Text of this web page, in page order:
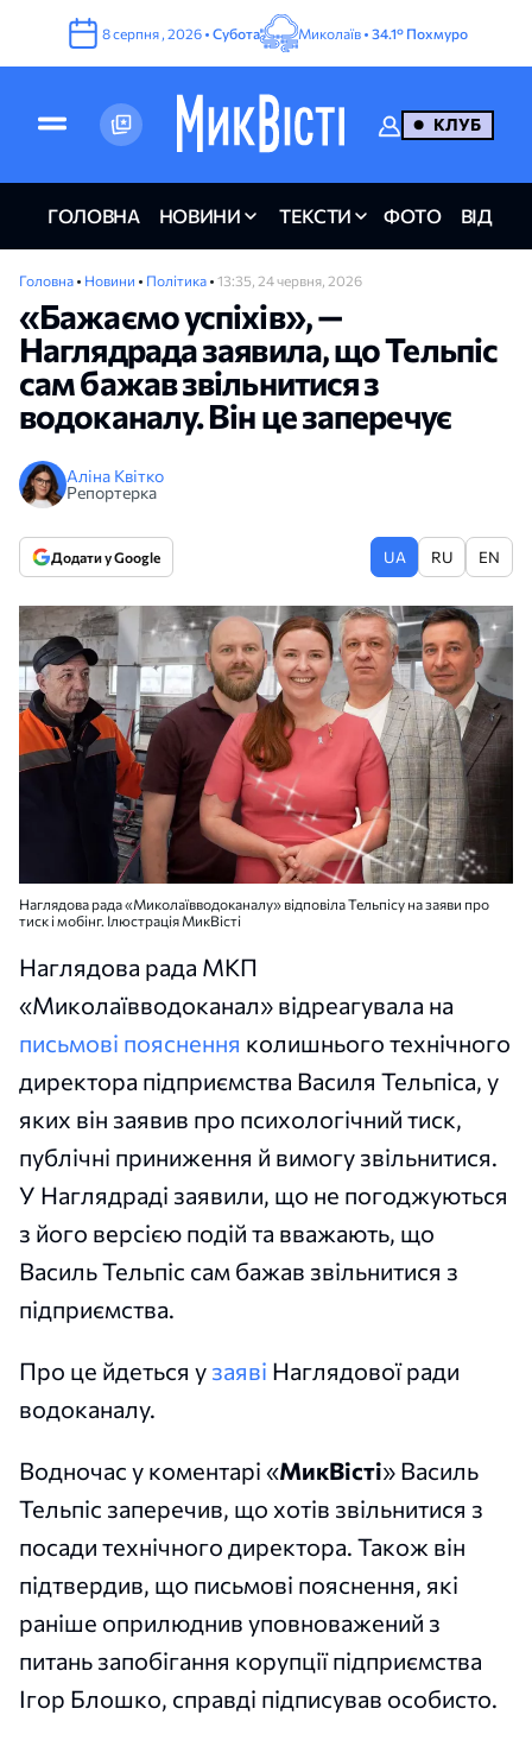
8серпня , 2026 • Субота Миколаїв • 34.1° Похмуро
КЛУБ
ГОЛОВНА НОВИНИ ТЕКСТИ ФОТО ВІДЕО
Головна • Новини • Політика • 13:35, 24 червня, 2026
«Бажаємо успіхів», —
Наглядрада заявила, що Тельпіс
сам бажав звільнитися з
водоканалу. Він це заперечує
Аліна Квітко
Репортерка
Додати у Google UA RU EN
Наглядова рада «Миколаївводоканалу» відповіла Тельпісу на заяви про
тиск і мобінг. Ілюстрація МикВісті
Наглядова рада МКП
«Миколаївводоканал» відреагувала на
письмові пояснення колишнього технічного
директора підприємства Василя Тельпіса, у
яких він заявив про психологічний тиск,
публічні приниження й вимогу звільнитися.
У Наглядраді заявили, що не погоджуються
з його версією подій та вважають, що
Василь Тельпіс сам бажав звільнитися з
підприємства.
Про це йдеться у заяві Наглядової ради
водоканалу.
Водночас у коментарі «МикВісті» Василь
Тельпіс заперечив, що хотів звільнитися з
посади технічного директора. Також він
підтвердив, що письмові пояснення, які
раніше оприлюднив уповноважений з
питань запобігання корупції підприємства
Ігор Блошко, справді підписував особисто.